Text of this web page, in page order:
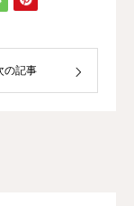
マに出会いま
の記事